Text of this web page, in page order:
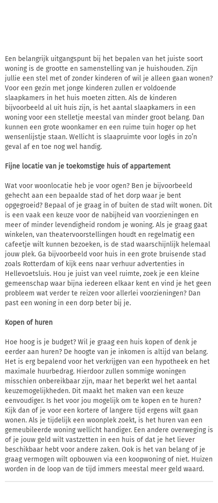
Een belangrijk uitgangspunt bij het bepalen van het juiste soort
woning is de grootte en samenstelling van je huishouden. Zijn
jullie een stel met of zonder kinderen of wil je alleen gaan wonen?
Voor een gezin met jonge kinderen zullen er voldoende
slaapkamers in het huis moeten zitten. Als de kinderen
bijvoorbeeld al uit huis zijn, is het aantal slaapkamers in een
woning voor een stelletje meestal van minder groot belang. Dan
kunnen een grote woonkamer en een ruime tuin hoger op het
wensenlijstje staan. Wellicht is slaapruimte voor logés in zo’n
geval af en toe nog wel handig.
Fijne locatie van je toekomstige huis of appartement
Wat voor woonlocatie heb je voor ogen? Ben je bijvoorbeeld
gehecht aan een bepaalde stad of het dorp waar je bent
opgegroeid? Bepaal of je graag in of buiten de stad wilt wonen. Dit
is een vaak een keuze voor de nabijheid van voorzieningen en
meer of minder levendigheid rondom je woning. Als je graag gaat
winkelen, van theatervoorstellingen houdt en regelmatig een
cafeetje wilt kunnen bezoeken, is de stad waarschijnlijk helemaal
jouw plek. Ga bijvoorbeeld voor huis in een grote bruisende stad
zoals Rotterdam of kijk eens naar verhuur advertenties in
Hellevoetsluis. Hou je juist van veel ruimte, zoek je een kleine
gemeenschap waar bijna iedereen elkaar kent en vind je het geen
probleem wat verder te reizen voor allerlei voorzieningen? Dan
past een woning in een dorp beter bij je.
Kopen of huren
Hoe hoog is je budget? Wil je graag een huis kopen of denk je
eerder aan huren? De hoogte van je inkomen is altijd van belang.
Het is erg bepalend voor het verkrijgen van een hypotheek en het
maximale huurbedrag. Hierdoor zullen sommige woningen
misschien onbereikbaar zijn, maar het beperkt wel het aantal
keuzemogelijkheden. Dit maakt het maken van een keuze
eenvoudiger. Is het voor jou mogelijk om te kopen en te huren?
Kijk dan of je voor een kortere of langere tijd ergens wilt gaan
wonen. Als je tijdelijk een woonplek zoekt, is het huren van een
gemeubileerde woning wellicht handiger. Een andere overweging is
of je jouw geld wilt vastzetten in een huis of dat je het liever
beschikbaar hebt voor andere zaken. Ook is het van belang of je
graag vermogen wilt opbouwen via een koopwoning of niet. Huizen
worden in de loop van de tijd immers meestal meer geld waard.